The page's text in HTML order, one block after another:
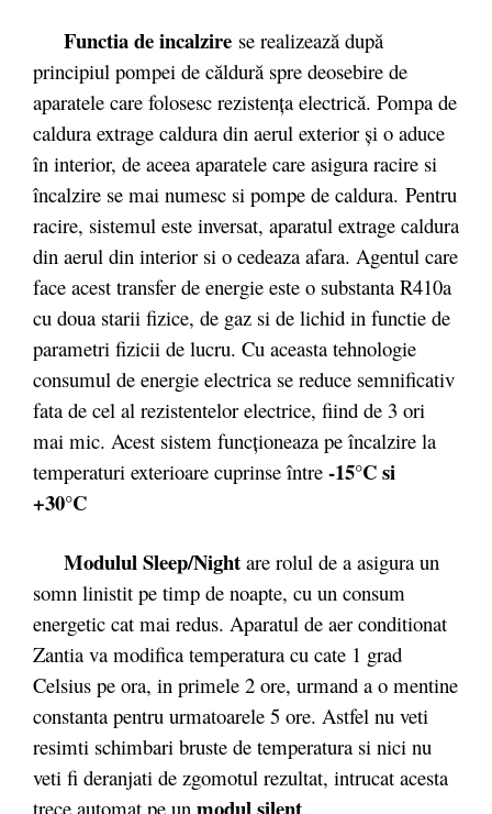
Functia de incalzire se realizează după
principiul pompei de căldură spre deosebire de
aparatele care folosesc rezistenţa electrică. Pompa de
caldura extrage caldura din aerul exterior şi o aduce
în interior, de aceea aparatele care asigura racire si
încalzire se mai numesc si pompe de caldura. Pentru
racire, sistemul este inversat, aparatul extrage caldura
din aerul din interior si o cedeaza afara. Agentul care
face acest transfer de energie este o substanta R410a
cu doua starii fizice, de gaz si de lichid in functie de
parametri fizicii de lucru. Cu aceasta tehnologie
consumul de energie electrica se reduce semnificativ
fata de cel al rezistentelor electrice, fiind de 3 ori
mai mic. Acest sistem funcționeaza pe încalzire la
temperaturi exterioare cuprinse între -15°C si
+30°C
Modulul Sleep/Night are rolul de a asigura un
somn linistit pe timp de noapte, cu un consum
energetic cat mai redus. Aparatul de aer conditionat
Zantia va modifica temperatura cu cate 1 grad
Celsius pe ora, in primele 2 ore, urmand a o mentine
constanta pentru urmatoarele 5 ore. Astfel nu veti
resimti schimbari bruste de temperatura si nici nu
veti fi deranjati de zgomotul rezultat, intrucat acesta
trece automat pe un modul silent.